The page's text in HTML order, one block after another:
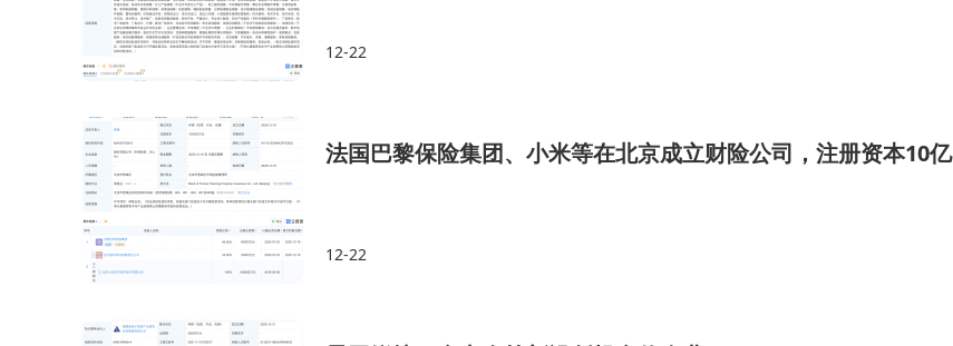
12-22
法国巴黎保险集团、小米等在北京成立财险公司，注册资本10亿
12-22